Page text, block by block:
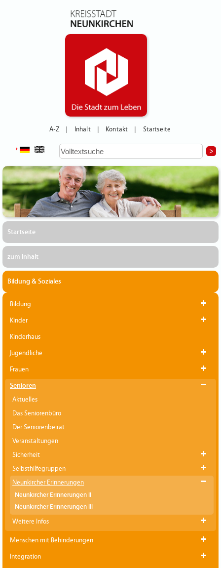
A-Z Inhalt Kontakt Startseite
Startseite
zum Inhalt
Bildung & Soziales
Bildung
Kinder
Kinderhaus
Jugendliche
Frauen
Senioren
Aktuelles
Das Seniorenbüro
Der Seniorenbeirat
Veranstaltungen
Sicherheit
Selbsthilfegruppen
Neunkircher Erinnerungen
Neunkircher Erinnerungen II
Neunkircher Erinnerungen III
Weitere Infos
Menschen mit Behinderungen
Integration